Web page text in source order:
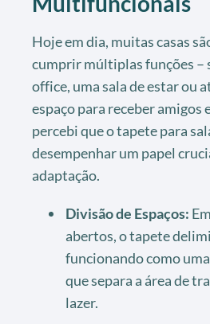
Hoje em dia, muitas casas
cumprir múltiplas funções –
office, uma sala de estar ou
espaço para receber amigos
percebi que o tapete para
desempenhar um papel
adaptação.
Divisão de Espaços:
abertos, o tapete
funcionando como
que separa a área de
lazer.